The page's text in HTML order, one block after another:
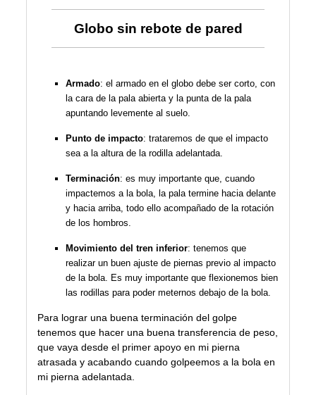
Globo sin rebote de pared
Armado: el armado en el globo debe ser corto, con
la cara de la pala abierta y la punta de la pala
apuntando levemente al suelo.
Punto de impacto: trataremos de que el impacto
sea a la altura de la rodilla adelantada.
Terminación: es muy importante que, cuando
impactemos a la bola, la pala termine hacia delante
y hacia arriba, todo ello acompañado de la rotación
de los hombros.
Movimiento del tren inferior: tenemos que
realizar un buen ajuste de piernas previo al impacto
de la bola. Es muy importante que flexionemos bien
las rodillas para poder meternos debajo de la bola.
Para lograr una buena terminación del golpe
tenemos que hacer una buena transferencia de peso,
que vaya desde el primer apoyo en mi pierna
atrasada y acabando cuando golpeemos a la bola en
mi pierna adelantada.